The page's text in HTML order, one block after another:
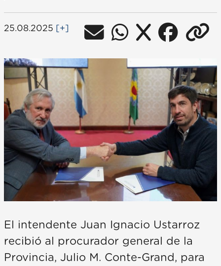
25.08.2025 [+]
El intendente Juan Ignacio Ustarroz
recibió al procurador general de la
Provincia, Julio M. Conte-Grand, para